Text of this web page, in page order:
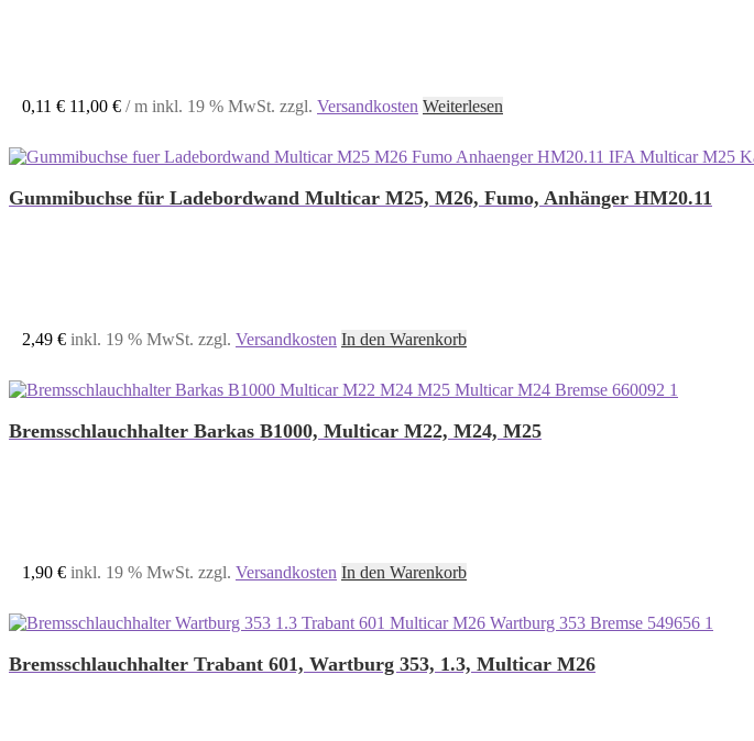
0,11 € 11,00 € /m inkl. 19 % MwSt. zzgl. Versandkosten Weiterlesen
Gummibuchse für Ladebordwand Multicar M25, M26, Fumo, Anhänger HM20.11
2,49 € inkl. 19 % MwSt. zzgl. Versandkosten In den Warenkorb
Bremsschlauchhalter Barkas B1000, Multicar M22, M24, M25
1,90 € inkl. 19 % MwSt. zzgl. Versandkosten In den Warenkorb
Bremsschlauchhalter Trabant 601, Wartburg 353, 1.3, Multicar M26